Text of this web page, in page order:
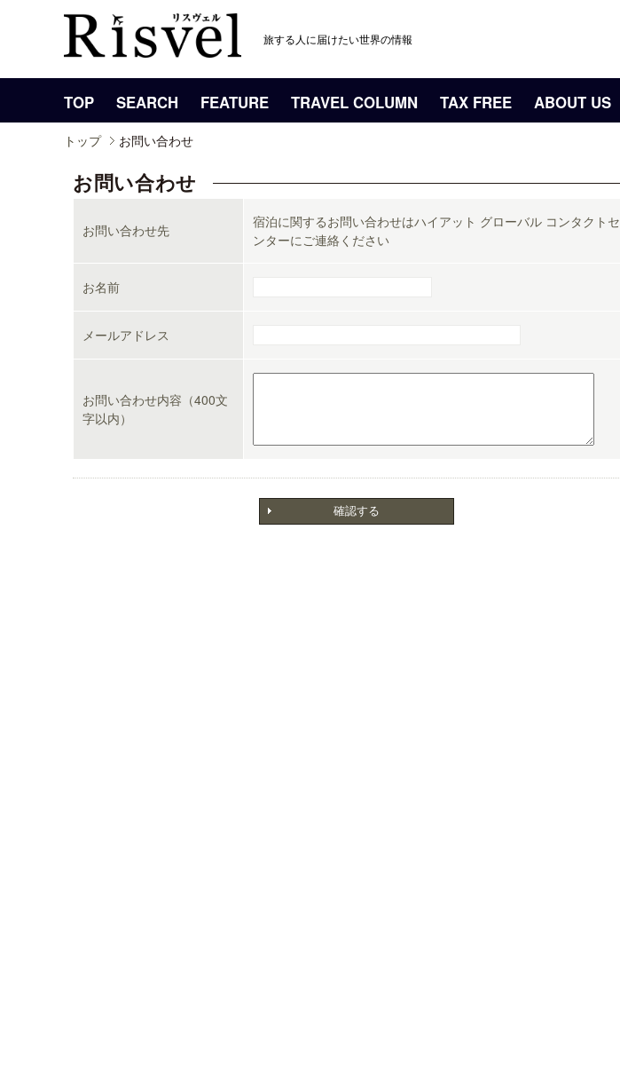
旅する人に届けたい世界の情報
TOP SEARCH FEATURE TRAVEL COLUMN TAX FREE ABOUT US
トップ お問い合わせ
お問い合わせ
お問い合わせ先
宿泊に関するお問い合わせはハイアット グローバル コンタクトセ
ンターにご連絡ください
お名前
メールアドレス
お問い合わせ内容（400文
字以内）